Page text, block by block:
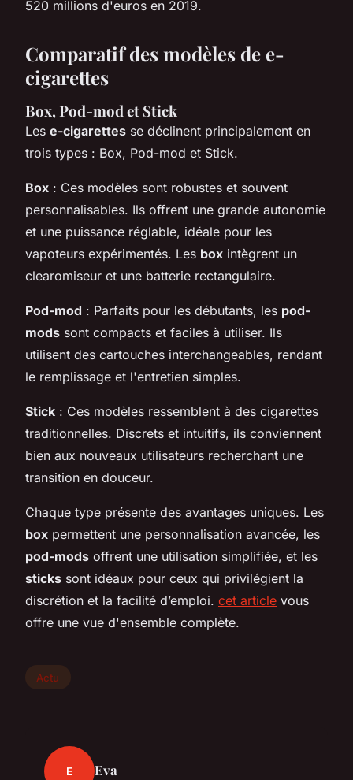
520 millions d'euros en 2019.
Comparatif des modèles de e-
cigarettes
Box, Pod-mod et Stick
Les e-cigarettes se déclinent principalement en
trois types : Box, Pod-mod et Stick.
Box : Ces modèles sont robustes et souvent
personnalisables. Ils offrent une grande autonomie
et une puissance réglable, idéale pour les
vapoteurs expérimentés. Les box intègrent un
clearomiseur et une batterie rectangulaire.
Pod-mod : Parfaits pour les débutants, les pod-
mods sont compacts et faciles à utiliser. Ils
utilisent des cartouches interchangeables, rendant
le remplissage et l'entretien simples.
Stick : Ces modèles ressemblent à des cigarettes
traditionnelles. Discrets et intuitifs, ils conviennent
bien aux nouveaux utilisateurs recherchant une
transition en douceur.
Chaque type présente des avantages uniques. Les
box permettent une personnalisation avancée, les
pod-mods offrent une utilisation simplifiée, et les
sticks sont idéaux pour ceux qui privilégient la
discrétion et la facilité d’emploi. cet article vous
offre une vue d'ensemble complète.
Actu
E Eva